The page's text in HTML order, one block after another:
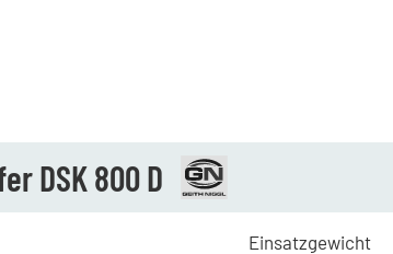
DSK 800 D
Einsatzgewicht